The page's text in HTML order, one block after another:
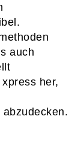
auch
her,